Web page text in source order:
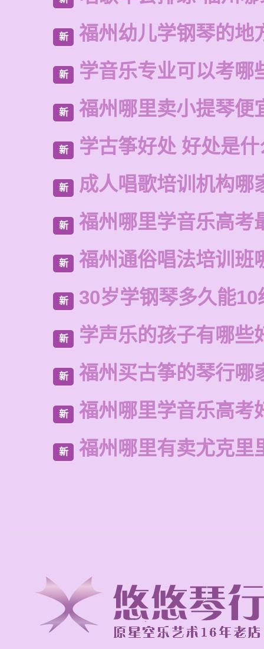
新 福州幼儿学钢琴的地
新 学音乐专业可以考哪
新 福州哪里卖小提琴便
新 学古筝好处 好处是什
新 成人唱歌培训机构哪
新 福州哪里学音乐高考
新 福州通俗唱法培训班
新 30岁学钢琴多久能10
新 学声乐的孩子有哪些
新 福州买古筝的琴行哪
新 福州哪里学音乐高考
新 福州哪里有卖尤克里